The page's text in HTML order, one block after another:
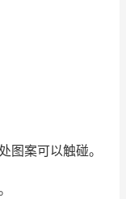
图案可以触碰。